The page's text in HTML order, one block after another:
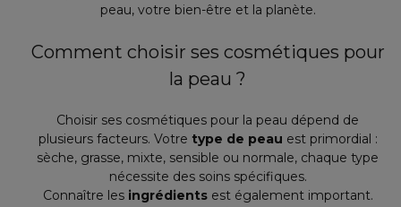
peau, votre bien-être et la planète.
Comment choisir ses cosmétiques pour
la peau ?
Choisir ses cosmétiques pour la peau dépend de
plusieurs facteurs. Votre type de peau est primordial :
sèche, grasse, mixte, sensible ou normale, chaque type
nécessite des soins spécifiques.
Connaître les ingrédientsest également important.